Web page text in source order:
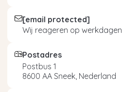
[email protected]
Wij reageren op
Postadres
Postbus 1
8600 AA Sneek, Nederland